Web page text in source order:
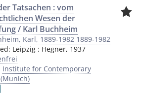
Tatsachen : vom
Wesen der
/ Karl Buchheim
Karl, 1889-1982 1889-1982
Leipzig : Hegner, 1937
Institute for Contemporary